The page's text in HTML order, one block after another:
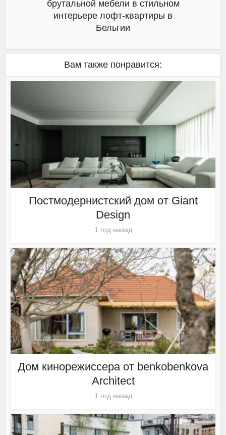
брутальной мебели в стильном
интерьере лофт-квартиры в
Бельгии
Вам также понравится:
Постмодернистский дом от Giant
Design
1 год назад
Дом кинорежиссера от benkobenkova
Architect
1 год назад